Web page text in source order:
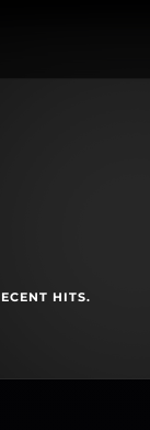
HITS.